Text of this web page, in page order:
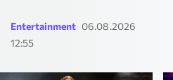
Entertainment 06.08.2026
12:55